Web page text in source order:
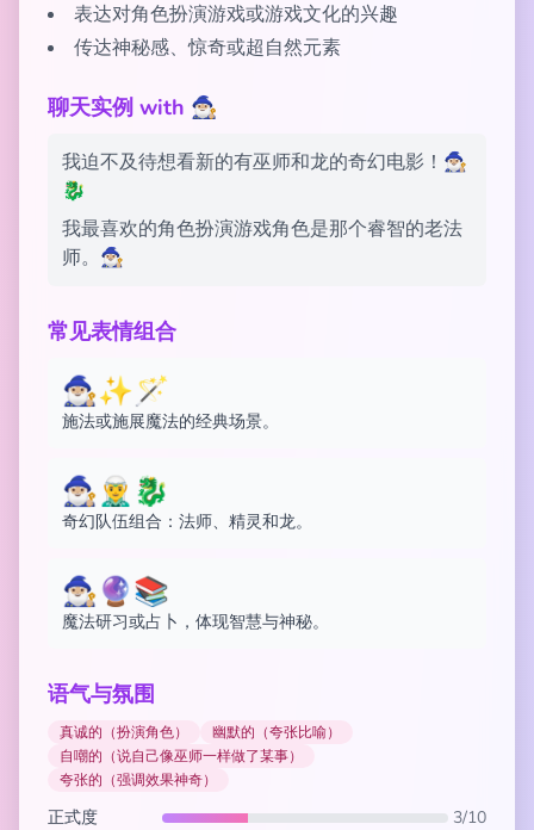
表达对角色扮演游戏或游戏文化的兴趣
传达神秘感、惊奇或超自然元素
聊天实例 with 🧙🏼‍♂️
我迫不及待想看新的有巫师和龙的奇幻电影！🧙🏼‍♂️
🐉
我最喜欢的角色扮演游戏角色是那个睿智的老法
师。🧙🏼‍♂️
常见表情组合
🧙🏼‍♂️✨🪄
施法或施展魔法的经典场景。
🧙🏼‍♂️🧝‍♂️🐉
奇幻队伍组合：法师、精灵和龙。
🧙🏼‍♂️🔮📚
魔法研习或占卜，体现智慧与神秘。
语气与氛围
真诚的（扮演角色）
幽默的（夸张比喻）
自嘲的（说自己像巫师一样做了某事）
夸张的（强调效果神奇）
正式度
3/10